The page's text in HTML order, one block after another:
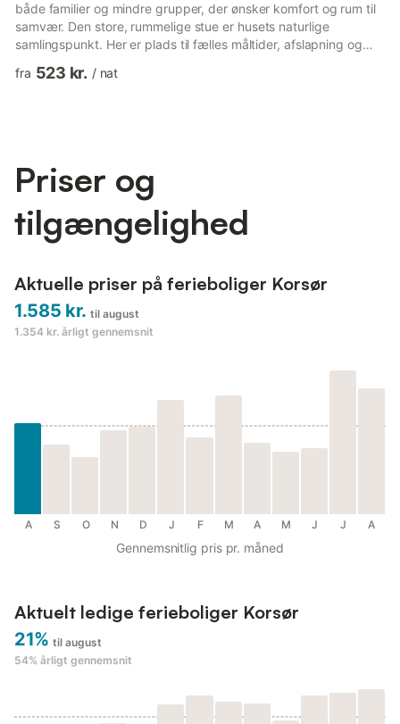
både familier og mindre grupper, der ønsker komfort og rum til
samvær. Den store, rummelige stue er husets naturlige
samlingspunkt. Her er plads til fælles måltider, afslapning og
Indretningen er enkel og funktionel. Huset ligger på en stor
fra 523 kr. / nat
Priser og
tilgængelighed
Aktuelle priser på ferieboliger Korsør
1.585 kr. til august
1.354 kr. årligt gennemsnit
A S O N D J F M A M J J A
Gennemsnitlig pris pr. måned
Aktuelt ledige ferieboliger Korsør
21% til august
54% årligt gennemsnit